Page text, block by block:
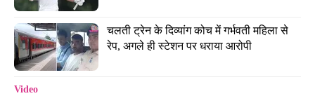
चलती ट्रेन के दिव्यांग कोच में गर्भवती महिला से
रेप, अगले ही स्टेशन पर धराया आरोपी
Video